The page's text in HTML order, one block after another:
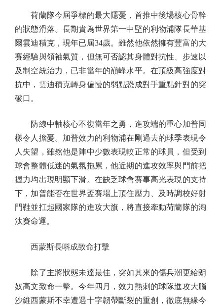
荷蘭隊今屆爭標的最大隱憂，首推中後場核心骨幹
的狀態滑落。長期貴為世界第一中堅的利物浦隊長華基
爾雲迪積克，現年已屆34歲。雖然他依然擁有豐富的大
賽經驗與領袖氣質，但無可否認其身體對抗性、步速以
及制空統治力，已非當年的巔峰水平。在頂級高強度對
抗中，雲迪積克轉身偏慢的弱點恐成對手重點針對的突
破口。
防線中軸核心不復當年之勇，進攻端的重心加普同
樣令人擔憂。加普效力的利物浦在剛過去的球季表現令
人失望，雖然他是陣中少數表現較正常的球員，但受到
球會整體低迷的氣氛拖累，他近期的進攻效率與門前把
握力均出現明顯下滑。在缺乏球會賽事高光表現的支持
下，加普能否在世界盃賽場上頂住壓力、及時調校好射
門鞋並扛起國家隊的進攻大旗，將直接牽動荷蘭隊的淘
汰賽命運。
西蒙斯長唞成致命打擊
除了主將狀態未達最佳，突如其來的傷兵潮更給朗
奴高文致命一擊。今年四月，效力熱刺的球隊進攻大腦
沙維西蒙斯不幸遭遇十字韌帶斷裂的重創，徹底無緣今